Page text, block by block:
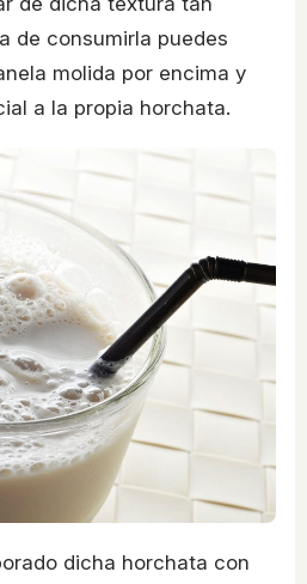
de consumirla puedes
molida por encima y
a la propia horchata.
dicha horchata con